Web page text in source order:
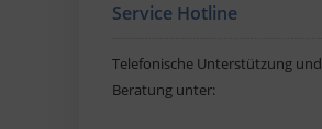
Service Hotline
Telefonische Unterstützung und
Beratung unter: